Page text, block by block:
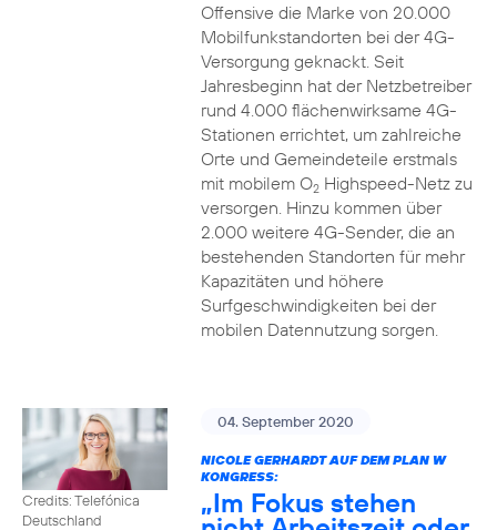
Offensive die Marke von 20.000
Mobilfunkstandorten bei der 4G-
Versorgung geknackt. Seit
Jahresbeginn hat der Netzbetreiber
rund 4.000 flächenwirksame 4G-
Stationen errichtet, um zahlreiche
Orte und Gemeindeteile erstmals
mit mobilem O2Highspeed-Netz zu
versorgen. Hinzu kommen über
2.000 weitere 4G-Sender, die an
bestehenden Standorten für mehr
Kapazitäten und höhere
Surfgeschwindigkeiten bei der
mobilen Datennutzung sorgen.
Credits: Telefónica
Deutschland
04. September 2020
NICOLE GERHARDT AUF DEM PLAN W
KONGRESS:
„Im Fokus stehen